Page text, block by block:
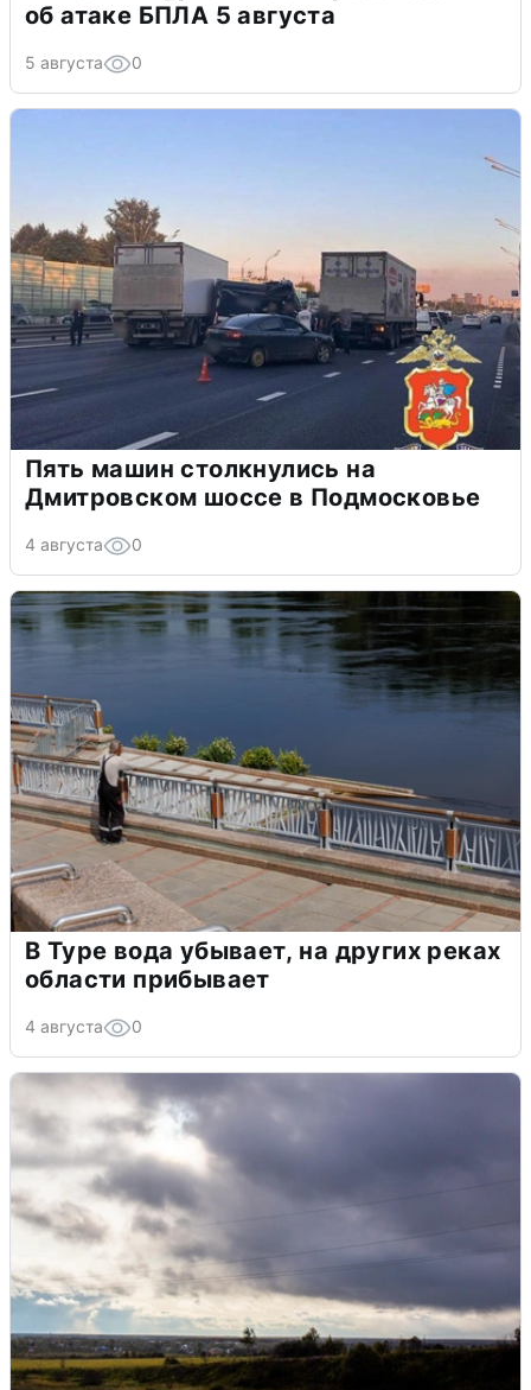
об атаке БПЛА 5 августа
5 августа 0
Пять машин столкнулись на
Дмитровском шоссе в Подмосковье
4 августа 0
В Туре вода убывает, на других реках
области прибывает
4 августа 0